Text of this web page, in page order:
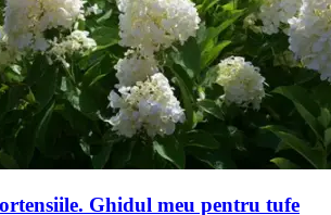
Ghidul meu pentru tufe